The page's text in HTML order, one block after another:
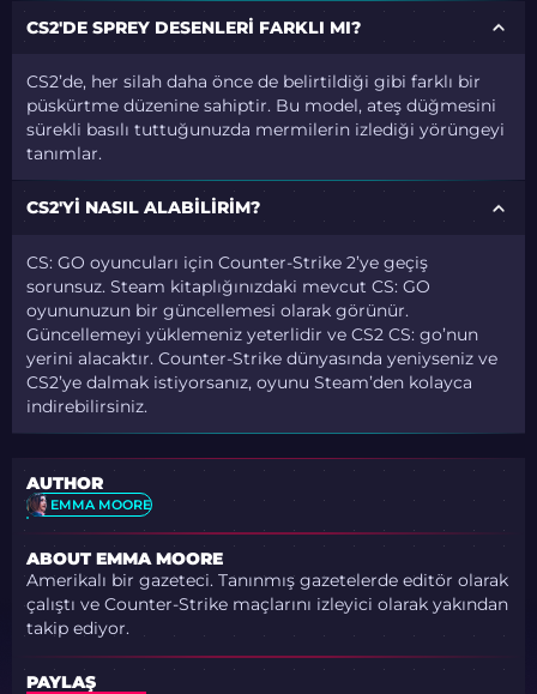
CS2'DE SPREY DESENLERI FARKLI MI?
CS2’de, her silah daha önce de belirtildiği gibi farklı bir
püskürtme düzenine sahiptir. Bu model, ateş düğmesini
sürekli basılı tuttuğunuzda mermilerin izlediği yörüngeyi
tanımlar.
CS2'YI NASIL ALABILIRIM?
CS: GO oyuncuları için Counter-Strike 2’ye geçiş
sorunsuz. Steam kitaplığınızdaki mevcut CS: GO
oyununuzun bir güncellemesi olarak görünür.
Güncellemeyi yüklemeniz yeterlidir ve CS2 CS: go’nun
yerini alacaktır. Counter-Strike dünyasında yeniyseniz ve
CS2’ye dalmak istiyorsanız, oyunu Steam’den kolayca
indirebilirsiniz.
AUTHOR
EMMA MOORE
ABOUT EMMA MOORE
Amerikalı bir gazeteci. Tanınmış gazetelerde editör olarak
çalıştı ve Counter-Strike maçlarını izleyici olarak yakından
takip ediyor.
PAYLAŞ